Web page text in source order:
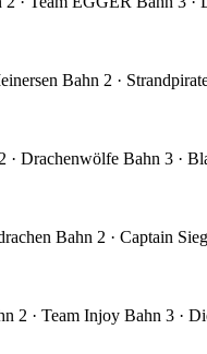
Bahn 2 ·
· Drachenwölfe Bahn 3 ·
Bahn 2 · Captain
2 · Team Injoy Bahn 3 ·